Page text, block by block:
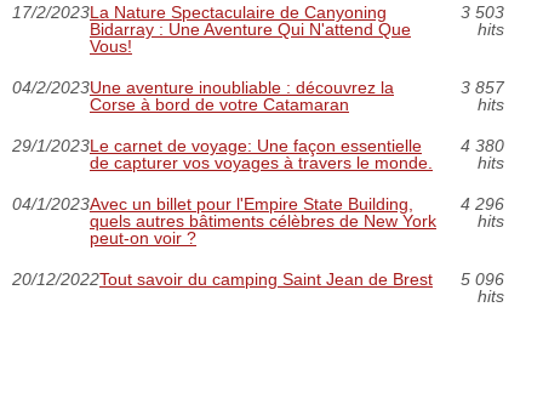
17/2/2023La Nature Spectaculaire de Canyoning
Bidarray : Une Aventure Qui N'attend Que
Vous!
3 503
hits
04/2/2023Une aventure inoubliable : découvrez la
Corse à bord de votre Catamaran
3 857
hits
29/1/2023Le carnet de voyage: Une façon essentielle
de capturer vos voyages à travers le monde.
4 380
hits
04/1/2023Avec un billet pour l'Empire State Building,
quels autres bâtiments célèbres de New York
peut-on voir ?
4 296
hits
20/12/2022Tout savoir du camping Saint Jean de Brest
5 096
hits